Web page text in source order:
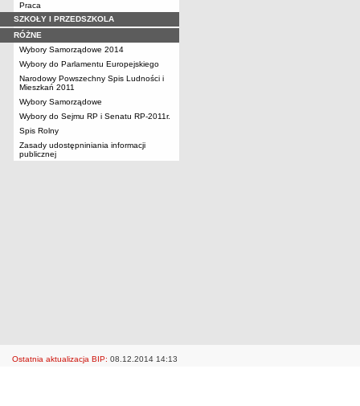
Praca
SZKOŁY I PRZEDSZKOLA
RÓŻNE
Wybory Samorządowe 2014
Wybory do Parlamentu Europejskiego
Narodowy Powszechny Spis Ludności i
Mieszkań 2011
Wybory Samorządowe
Wybory do Sejmu RP i Senatu RP-2011r.
Spis Rolny
Zasady udostępniniania informacji
publicznej
Ostatnia aktualizacja BIP: 08.12.2014 14:13